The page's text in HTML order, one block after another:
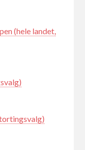
(hele landet,